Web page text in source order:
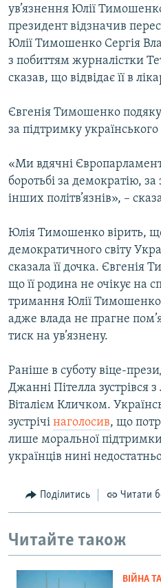
ув’язнення Юлії
президент відзначив
Юлії Тимошенко Сергія
з побиттям журналістки
сказав, що відвідає її в
Євгенія Тимошенко
за підтримку українського
«Ми вдячні
боротьбі за демократію,
інших політв’язнів», –
Юлія Тимошенко вірить,
демократичного світу
сказала її дочка. Євгенія
що її родина не очікує на
тримання Юлії Тимошенко
адже влада не прагне
тиск на ув’язнену.
Раніше в суботу віце-
Джанні Пітелла зустрівся
Віталієм Кличком.
зустрічі наголосив, що
лише моральної
українців нині
Поділитись Читати
Читайте також
ВІЙНА